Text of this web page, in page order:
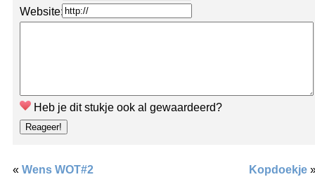
Website:
Heb je dit stukje ook al gewaardeerd?
« Wens WOT#2 Kopdoekje